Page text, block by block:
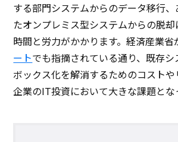
する部門システムからのデータ移行
たオンプレミス型システムからの脱
時間と労力がかかります。経済産業省
ートでも指摘されている通り、既存
ボックス化を解消するためのコストや
企業のIT投資において大きな課題とな